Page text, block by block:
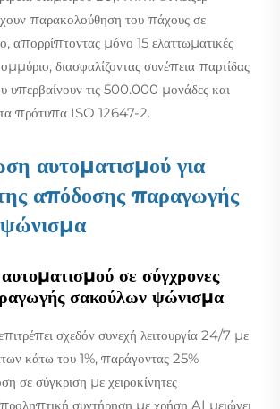
παρακολούθηση του πάχους σε
απορρίπτοντας μόνο 15 ελαττωματικές
διασφαλίζοντας συνέπεια παρτίδας
υπερβαίνουν τις 500.000 μονάδες και
πρότυπα ISO 12647-2.
αυτοματισμού για
απόδοσης παραγωγής
σε σύγχρονες
σακούλων ψώνισμα
σχεδόν συνεχή λειτουργία 24/7 με
κάτω του 1%, παράγοντας 25%
σε σύγκριση με χειροκίνητες
συντήρηση με χρήση AI μειώνει